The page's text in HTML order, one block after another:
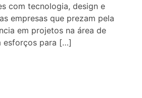
com tecnologia, design e
empresas que prezam pela
em projetos na área de
esforços para […]